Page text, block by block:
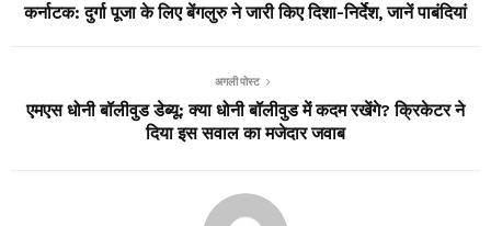
कर्नाटक: दुर्गा पूजा के लिए बेंगलुरु ने जारी किए दिशा-निर्देश, जानें पाबंदियां
अगली पोस्ट
एमएस धोनी बॉलीवुड डेब्यू: क्या धोनी बॉलीवुड में कदम रखेंगे? क्रिकेटर ने
दिया इस सवाल का मजेदार जवाब